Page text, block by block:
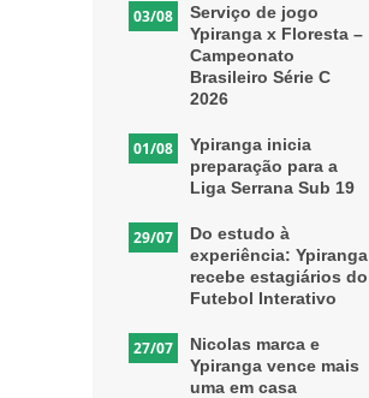
03/08
Serviço de jogo
Ypiranga x Floresta –
Campeonato
Brasileiro Série C
2026
01/08
Ypiranga inicia
preparação para a
Liga Serrana Sub 19
29/07
Do estudo à
experiência: Ypiranga
recebe estagiários do
Futebol Interativo
27/07
Nicolas marca e
Ypiranga vence mais
uma em casa